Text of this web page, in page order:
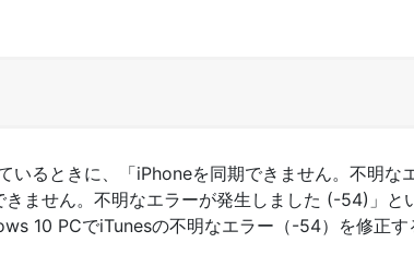
るときに、「iPhoneを同期できません。不明な
ません。不明なエラーが発生しました (-54)」と
10 PCでiTunesの不明なエラー（-54）を修正す